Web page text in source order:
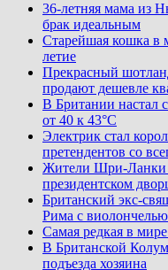
36-летняя мама из
брак идеальным
Старейшая кошка в
летие
Прекрасный
продают дешевле
В Британии настал
от 40 к 43°C
Электрик стал
претендентов со
Жители Шри-Ланки
президентском
Британский экс-
Рима с
Самая редкая в
В Британской
подъезда хозяина